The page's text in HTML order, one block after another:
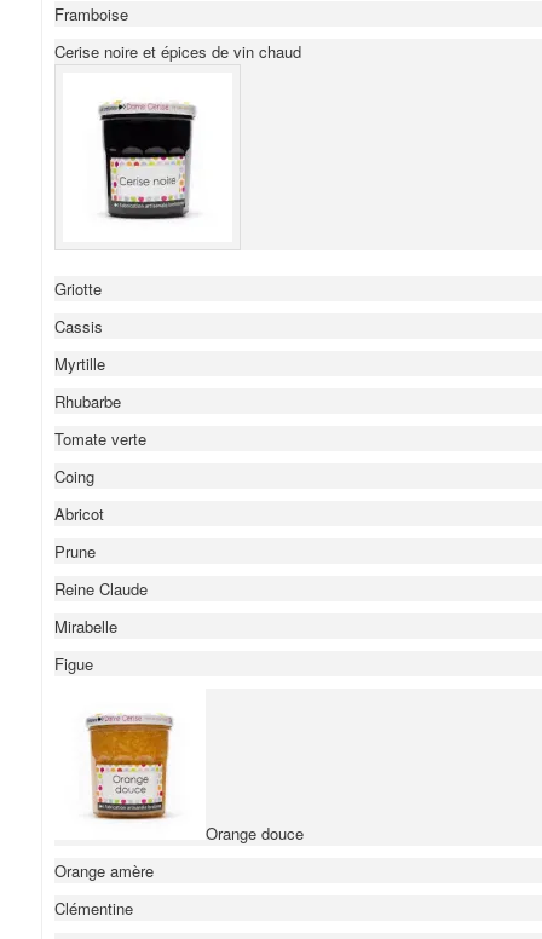
Framboise
Cerise noire et épices de vin chaud
Griotte
Cassis
Myrtille
Rhubarbe
Tomate verte
Coing
Abricot
Prune
Reine Claude
Mirabelle
Figue
Orange douce
Orange amère
Clémentine